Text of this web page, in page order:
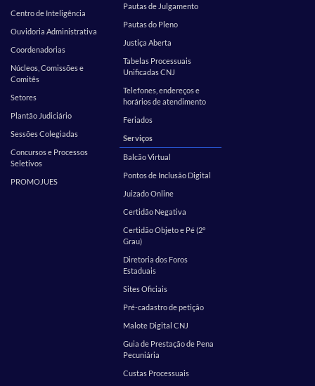
Centro de Inteligência
Ouvidoria Administrativa
Coordenadorias
Núcleos, Comissões e
Comitês
Setores
Plantão Judiciário
Sessões Colegiadas
Concursos e Processos
Seletivos
PROMOJUES
Pautas de Julgamento
Pautas do Pleno
Justiça Aberta
Tabelas Processuais
Unificadas CNJ
Telefones, endereços e
horários de atendimento
Feriados
Serviços
Balcão Virtual
Pontos de Inclusão Digital
Juizado Online
Certidão Negativa
Certidão Objeto e Pé (2º
Grau)
Diretoria dos Foros
Estaduais
Sites Oficiais
Pré-cadastro de petição
Malote Digital CNJ
Guia de Prestação de Pena
Pecuniária
Custas Processuais